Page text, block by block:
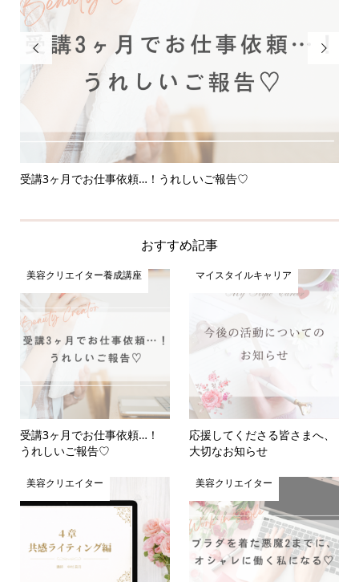

受講3ヶ月でお仕事依頼…！うれしいご報告♡

おすすめ記事
美容クリエイター養成講座
受講3ヶ月でお仕事依頼…！
うれしいご報告♡
マイスタイルキャリア
応援してくださる皆さまへ、
大切なお知らせ
美容クリエイター 美容クリエイター